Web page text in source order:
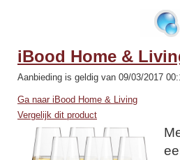
iBood Home &
Aanbieding is geldig van 09/03/2017
Ga naar iBood Home & Living
Vergelijk dit product